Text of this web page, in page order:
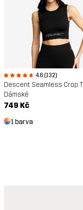
4.6 (132)
Descent Seamless Crop
Dámské
749 Kč
1 barva